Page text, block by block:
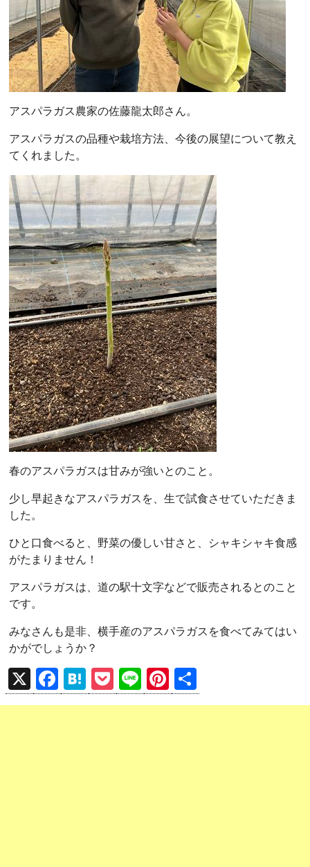
アスパラガス農家の佐藤龍太郎さん。
アスパラガスの品種や栽培方法、今後の展望について教え
てくれました。
春のアスパラガスは甘みが強いとのこと。
少し早起きなアスパラガスを、生で試食させていただきま
した。
ひと口食べると、野菜の優しい甘さと、シャキシャキ食感
がたまりません！
アスパラガスは、道の駅十文字などで販売されるとのこと
です。
みなさんも是非、横手産のアスパラガスを食べてみてはい
かがでしょうか？
X
F
a
H
at
P
o
Li
n
Pi
nt 有